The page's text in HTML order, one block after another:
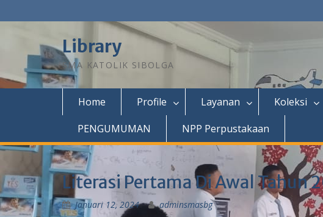
Library
SMA KATOLIK SIBOLGA
Home Profile Layanan Koleksi
PENGUMUMAN
NPP Perpustakaan
Literasi Pertama Di Awal Tahun
Januari 12, 2024 adminsmasbg